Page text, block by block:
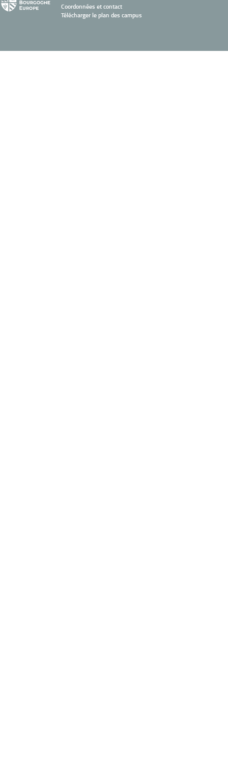
Coordonnées et contact
Télécharger le plan des campus